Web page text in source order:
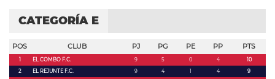
CATEGORÍA E
POS CLUB PJ PG PE PP PTS
1 EL COMBO F.C. 9 5 0 4
10
2
EL REJUNTE F.C. 9 4 1 4
9